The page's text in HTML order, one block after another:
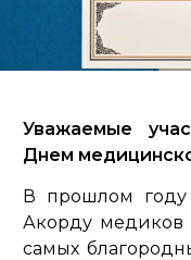
Уважаемые
Днем
В прошлом
Акорду медиков
самых